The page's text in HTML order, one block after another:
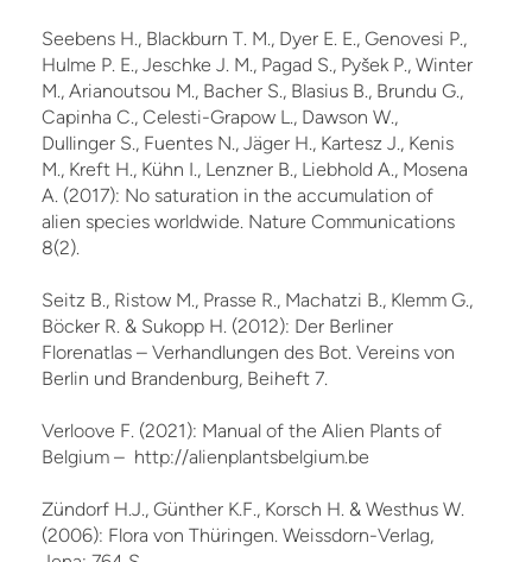
Seebens H., Blackburn T. M., Dyer E. E., Genovesi P.,
Hulme P. E., Jeschke J. M., Pagad S., Pyšek P., Winter
M., Arianoutsou M., Bacher S., Blasius B., Brundu G.,
Capinha C., Celesti-Grapow L., Dawson W.,
Dullinger S., Fuentes N., Jäger H., Kartesz J., Kenis
M., Kreft H., Kühn I., Lenzner B., Liebhold A., Mosena
A. (2017): No saturation in the accumulation of
alien species worldwide. Nature Communications
8(2).
Seitz B., Ristow M., Prasse R., Machatzi B., Klemm G.,
Böcker R. & Sukopp H. (2012): Der Berliner
Florenatlas – Verhandlungen des Bot. Vereins von
Berlin und Brandenburg, Beiheft 7.
Verloove F. (2021): Manual of the Alien Plants of
Belgium – http://alienplantsbelgium.be
Zündorf H.J., Günther K.F., Korsch H. & Westhus W.
(2006): Flora von Thüringen. Weissdorn-Verlag,